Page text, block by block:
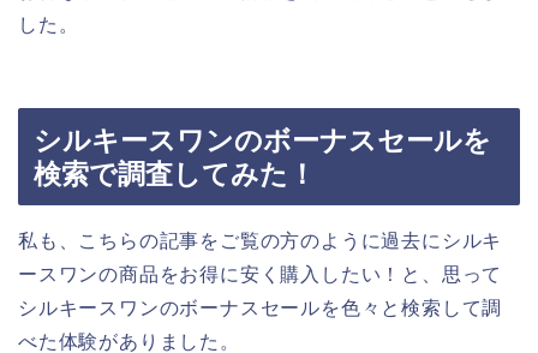
した。
シルキースワンのボーナスセールを
検索で調査してみた！
私も、こちらの記事をご覧の方のように過去にシルキ
ースワンの商品をお得に安く購入したい！と、思って
シルキースワンのボーナスセールを色々と検索して調
べた体験がありました。